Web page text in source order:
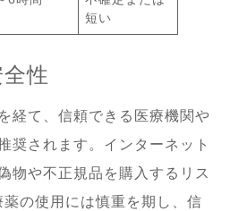
短い
性
経て、信頼できる医療機関や
奨されます。インターネット
物や不正規品を購入するリス
の使用には慎重を期し、信